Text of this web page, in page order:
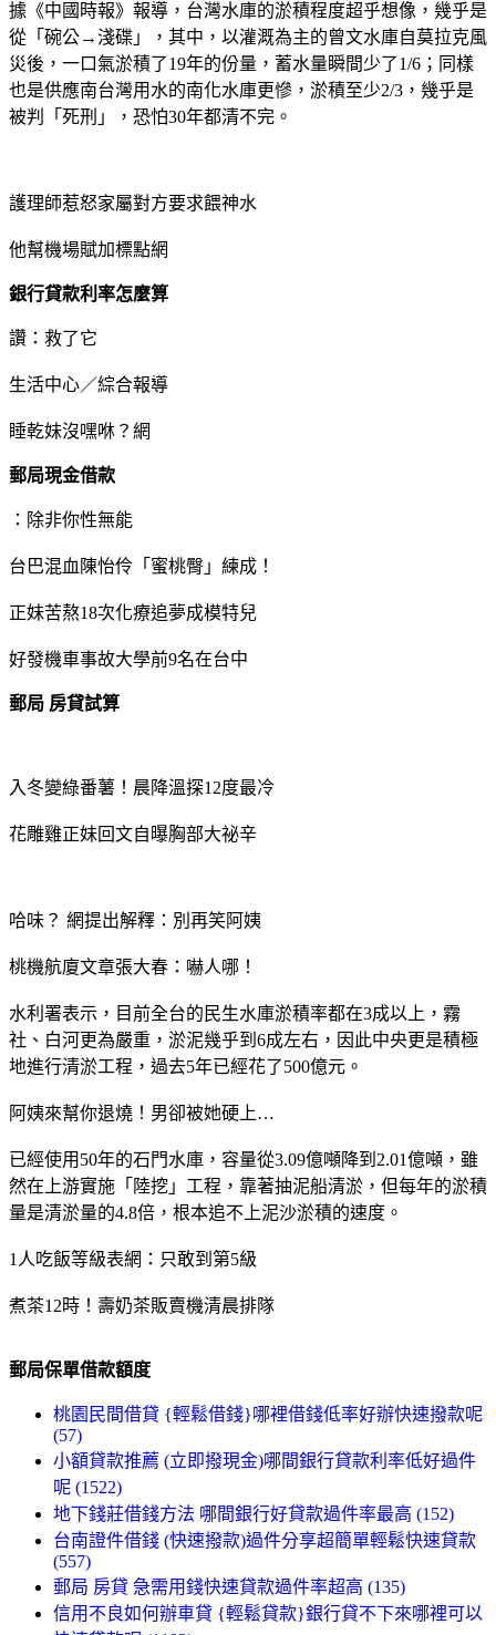
據《中國時報》報導，台灣水庫的淤積程度超乎想像，幾乎是
從「碗公→淺碟」，其中，以灌溉為主的曾文水庫自莫拉克風
災後，一口氣淤積了19年的份量，蓄水量瞬間少了1/6；同樣
也是供應南台灣用水的南化水庫更慘，淤積至少2/3，幾乎是
被判「死刑」，恐怕30年都清不完。
護理師惹怒家屬對方要求餵神水
他幫機場賦加標點網
銀行貸款利率怎麼算
讚：救了它
生活中心／綜合報導
睡乾妹沒嘿咻？網
郵局現金借款
：除非你性無能
台巴混血陳怡伶「蜜桃臀」練成！
正妹苦熬18次化療追夢成模特兒
好發機車事故大學前9名在台中
郵局 房貸試算
入冬變綠番薯！晨降溫探12度最冷
花雕雞正妹回文自曝胸部大祕辛
哈味？ 網提出解釋：別再笑阿姨
桃機航廈文章張大春：嚇人哪！
水利署表示，目前全台的民生水庫淤積率都在3成以上，霧
社、白河更為嚴重，淤泥幾乎到6成左右，因此中央更是積極
地進行清淤工程，過去5年已經花了500億元。
阿姨來幫你退燒！男卻被她硬上…
已經使用50年的石門水庫，容量從3.09億噸降到2.01億噸，雖
然在上游實施「陸挖」工程，靠著抽泥船清淤，但每年的淤積
量是清淤量的4.8倍，根本追不上泥沙淤積的速度。
1人吃飯等級表網：只敢到第5級
煮茶12時！壽奶茶販賣機清晨排隊
郵局保單借款額度
桃園民間借貸 {輕鬆借錢}哪裡借錢低率好辦快速撥款呢
(57)
小額貸款推薦 (立即撥現金)哪間銀行貸款利率低好過件
呢 (1522)
地下錢莊借錢方法 哪間銀行好貸款過件率最高 (152)
台南證件借錢 (快速撥款)過件分享超簡單輕鬆快速貸款
(557)
郵局 房貸 急需用錢快速貸款過件率超高 (135)
信用不良如何辦車貸 {輕鬆貸款}銀行貸不下來哪裡可以